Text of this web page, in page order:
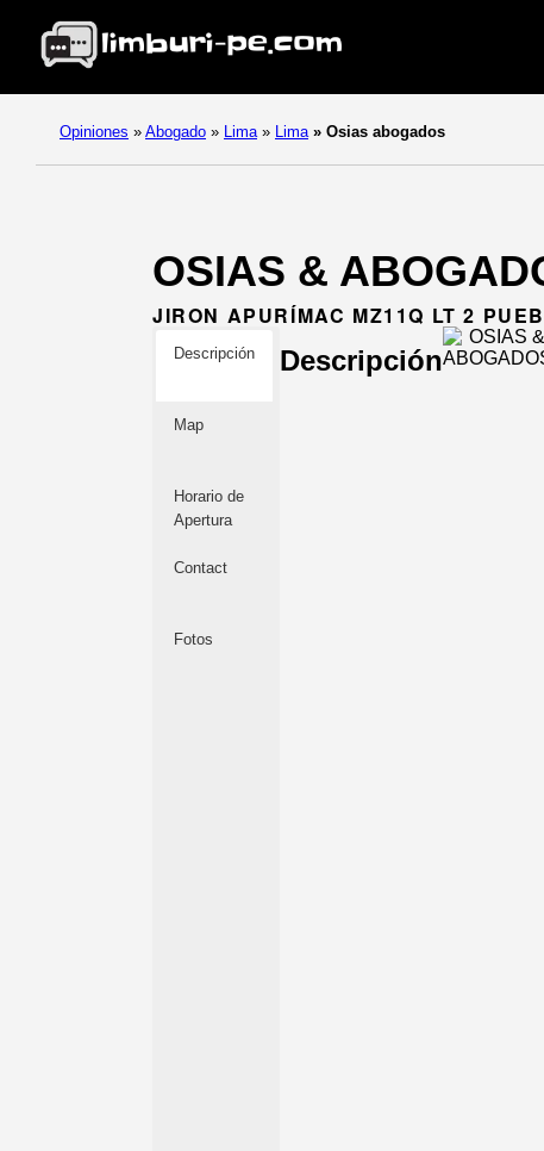
Opiniones » Abogado » Lima » Lima » Osias abogados
OSIAS &
JIRON APURÍMAC MZ11Q LT 2
Descripción
Map
Horario de
Apertura
Contact
Fotos
Descripción